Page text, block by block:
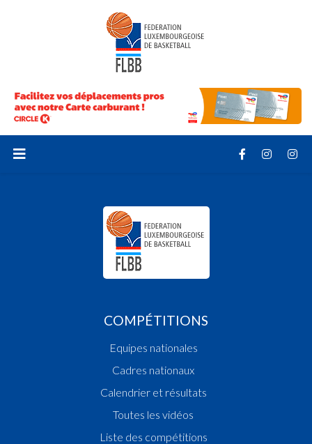
COMPÉTITIONS
Equipes nationales
Cadres nationaux
Calendrier et résultats
Toutes les vidéos
Liste des compétitions